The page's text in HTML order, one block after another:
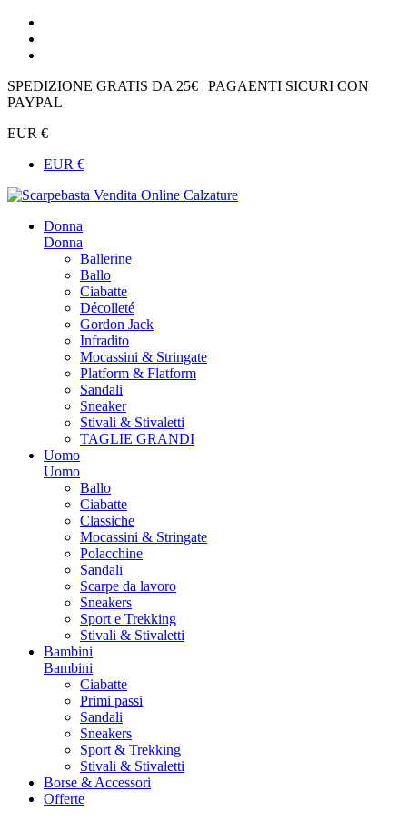
SPEDIZIONE GRATIS DA 25€ | PAGAENTI SICURI CON
PAYPAL
EUR €
EUR €
Donna
Donna
Ballerine
Ballo
Ciabatte
Décolleté
Gordon Jack
Infradito
Mocassini & Stringate
Platform & Flatform
Sandali
Sneaker
Stivali & Stivaletti
TAGLIE GRANDI
Uomo
Uomo
Ballo
Ciabatte
Classiche
Mocassini & Stringate
Polacchine
Sandali
Scarpe da lavoro
Sneakers
Sport e Trekking
Stivali & Stivaletti
Bambini
Bambini
Ciabatte
Primi passi
Sandali
Sneakers
Sport & Trekking
Stivali & Stivaletti
Borse & Accessori
Offerte